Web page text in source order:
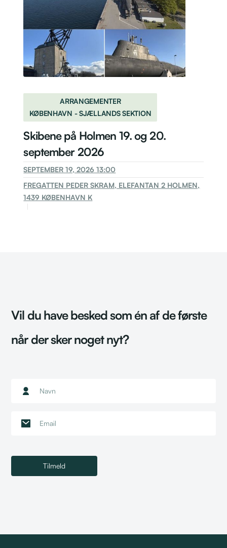
ARRANGEMENTER
KØBENHAVN - SJÆLLANDS SEKTION
Skibene på Holmen 19. og 20.
september 2026
SEPTEMBER 19, 2026 13:00
FREGATTEN PEDER SKRAM, ELEFANTAN 2 HOLMEN,
1439 KØBENHAVN K
Vil du have besked som én af de første
når der sker noget nyt?